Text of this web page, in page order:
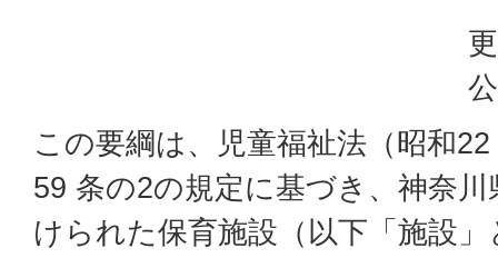
この要綱は、児童福祉法（昭和
59 条の2の規定に基づき、神奈
けられた保育施設（以下「施設